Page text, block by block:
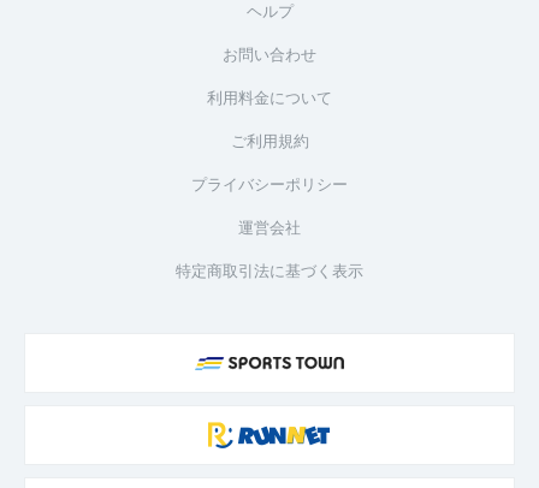
ヘルプ
お問い合わせ
利用料金について
ご利用規約
プライバシーポリシー
運営会社
特定商取引法に基づく表示